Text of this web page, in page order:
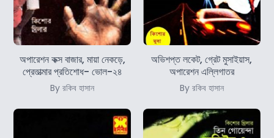
অপারেশন কক্স বাজার, মায়া নেকড়ে,
প্রেতাত্মার প্রতিশোধ- ভোল-২৪
By রকিব হাসান
অভিশপ্ত লকেট, গ্রেট মুসাইয়াস,
অপারেশন এল্লিগাতর
By রকিব হাসান